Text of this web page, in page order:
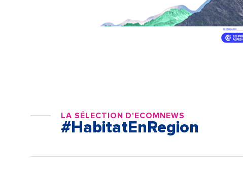
LA SÉLECTION D'ECOMNEWS
#HabitatEnRegion